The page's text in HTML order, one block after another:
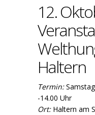
12.
Haltern
Termin:
-14.00 Uhr
Ort:Haltern am